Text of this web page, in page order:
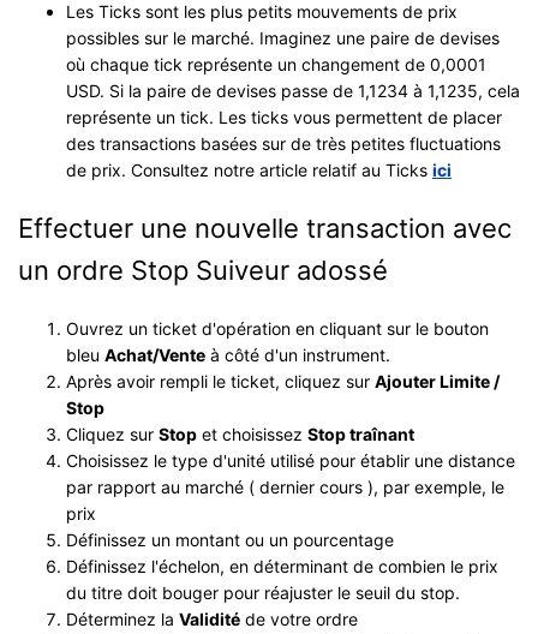
Les Ticks sont les plus petits mouvements de prix
possibles sur le marché. Imaginez une paire de devises
où chaque tick représente un changement de 0,0001
USD. Si la paire de devises passe de 1,1234 à 1,1235, cela
représente un tick. Les ticks vous permettent de placer
des transactions basées sur de très petites fluctuations
de prix. Consultez notre article relatif au Ticks ici
Effectuer une nouvelle transaction avec
un ordre Stop Suiveur adossé
Ouvrez un ticket d'opération en cliquant sur le bouton
bleu Achat/Vente à côté d'un instrument.
Après avoir rempli le ticket, cliquez sur Ajouter Limite /
Stop
Cliquez sur Stop et choisissez Stop traînant
Choisissez le type d'unité utilisé pour établir une distance
par rapport au marché ( dernier cours ), par exemple, le
prix
Définissez un montant ou un pourcentage
Définissez l'échelon, en déterminant de combien le prix
du titre doit bouger pour réajuster le seuil du stop.
Déterminez la Validité de votre ordre